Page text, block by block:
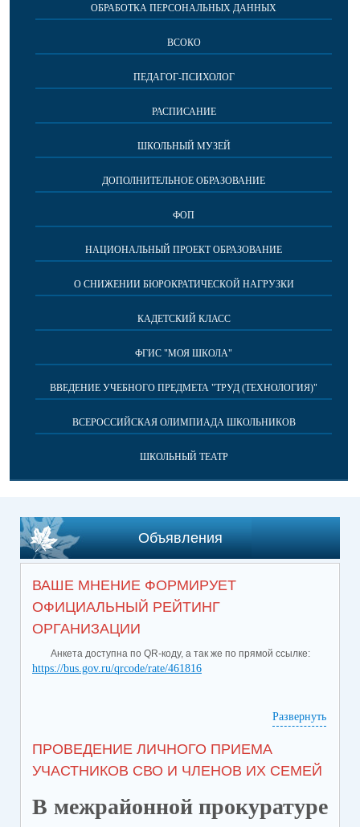
ОБРАБОТКА ПЕРСОНАЛЬНЫХ ДАННЫХ
ВСОКО
ПЕДАГОГ-ПСИХОЛОГ
РАСПИСАНИЕ
ШКОЛЬНЫЙ МУЗЕЙ
ДОПОЛНИТЕЛЬНОЕ ОБРАЗОВАНИЕ
ФОП
НАЦИОНАЛЬНЫЙ ПРОЕКТ ОБРАЗОВАНИЕ
О СНИЖЕНИИ БЮРОКРАТИЧЕСКОЙ НАГРУЗКИ
КАДЕТСКИЙ КЛАСС
ФГИС "МОЯ ШКОЛА"
ВВЕДЕНИЕ УЧЕБНОГО ПРЕДМЕТА "ТРУД (ТЕХНОЛОГИЯ)"
ВСЕРОССИЙСКАЯ ОЛИМПИАДА ШКОЛЬНИКОВ
ШКОЛЬНЫЙ ТЕАТР
Объявления
ВАШЕ МНЕНИЕ ФОРМИРУЕТ
ОФИЦИАЛЬНЫЙ РЕЙТИНГ
ОРГАНИЗАЦИИ
Анкета доступна по QR-коду, а так же по прямой ссылке:
https://bus.gov.ru/qrcode/rate/461816
Развернуть
ПРОВЕДЕНИЕ ЛИЧНОГО ПРИЕМА
УЧАСТНИКОВ СВО И ЧЛЕНОВ ИХ СЕМЕЙ
В межрайонной прокуратуре